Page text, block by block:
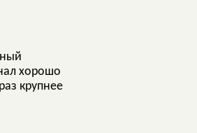
хорошо
крупнее